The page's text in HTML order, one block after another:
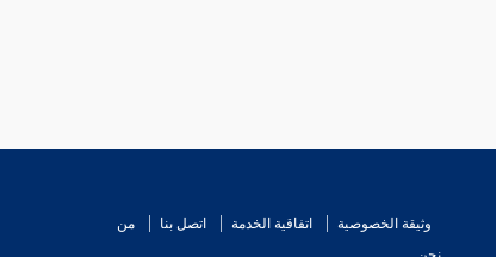
وثيقة الخصوصية اتفاقية الخدمة اتصل بنا
من